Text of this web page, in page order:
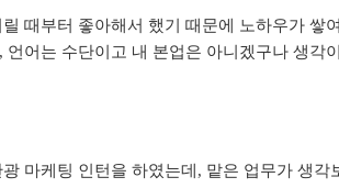
때부터 좋아해서 했기 때문에 노하우가 쌓
, 언어는 수단이고 내 본업은 아니겠구나 생각
마케팅 인턴을 하였는데, 맡은 업무가 생각